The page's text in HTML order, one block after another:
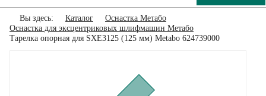
Вы здесь: Каталог
Оснастка Метабо
Оснастка для эксцентриковых шлифмашин Метабо
Тарелка опорная для SXE3125 (125 мм) Metabo 624739000